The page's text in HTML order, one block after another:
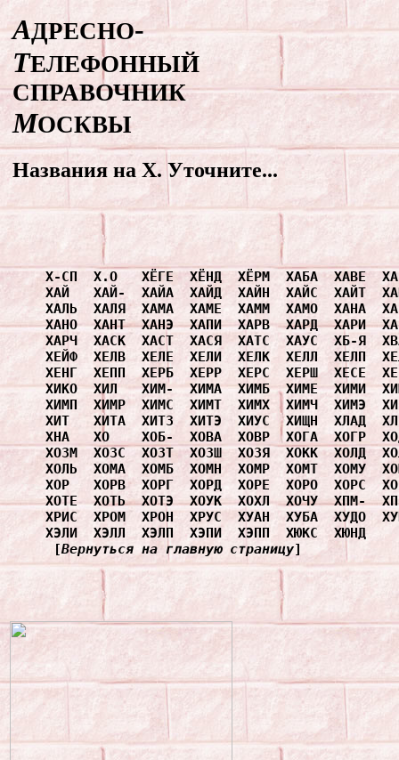
АДРЕСНО-
ТЕЛЕФОННЫЙ
СПРАВОЧНИК
МОСКВЫ
Названия на Х. Уточните...
Х-СП Х.О ХЁГЕ ХЁНД ХЁРМ ХАБА ХАВЕ
ХАЙ
ХАЙ- ХАЙА ХАЙД ХАЙН ХАЙС ХАЙТ
ХАЛЬ
ХАЛЯ ХАМА ХАМЕ ХАММ ХАМО ХАНА
ХАНО
ХАНТ ХАНЭ ХАПИ ХАРВ ХАРД ХАРИ
ХАРЧ
ХАСК ХАСТ ХАСЯ ХАТС ХАУС ХБ-Я
ХЕЙФ
ХЕЛВ ХЕЛЕ ХЕЛИ ХЕЛК ХЕЛЛ ХЕЛП
ХЕНГ
ХЕПП ХЕРБ ХЕРР ХЕРС ХЕРШ ХЕСЕ
ХИКО
ХИЛ ХИМ- ХИМА ХИМБ ХИМЕ ХИМИ
ХИМП
ХИМР ХИМС ХИМТ ХИМХ ХИМЧ ХИМЭ
ХИТ
ХИТА ХИТЗ ХИТЭ ХИУС ХИЩН ХЛАД
ХНА
ХО ХОБ- ХОВА ХОВР ХОГА ХОГР
ХОЗМ
ХОЗС ХОЗТ ХОЗШ ХОЗЯ ХОКК ХОЛД
ХОЛЬ
ХОМА ХОМБ ХОМН ХОМР ХОМТ ХОМУ
ХОР
ХОРВ ХОРГ ХОРД ХОРЕ ХОРО ХОРС
ХОТЕ
ХОТЬ ХОТЭ ХОУК ХОХЛ ХОЧУ ХПМ-
ХРИС
ХРОМ ХРОН ХРУС ХУАН ХУБА ХУДО
ХЭЛИ
ХЭЛЛ ХЭЛП ХЭПИ ХЭПП ХЮКС
ХЮНД
[Вернуться на главную страницу]